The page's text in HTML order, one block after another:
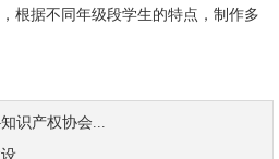
根据不同年级段学生的特点，制作多
识产权协会...